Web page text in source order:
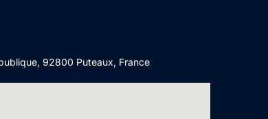
92800 Puteaux, France